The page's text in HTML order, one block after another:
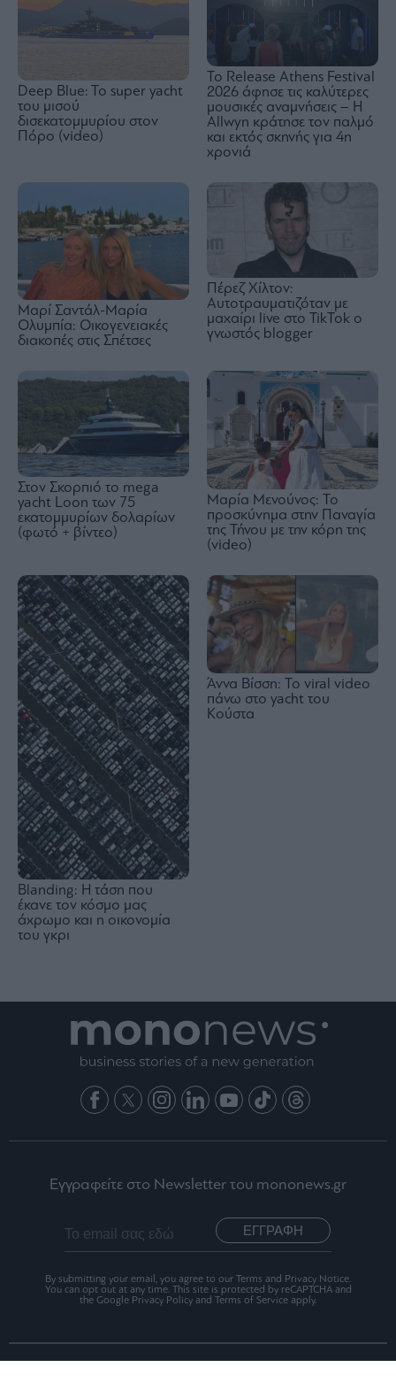
Deep Blue: To super yacht
του μισού
δισεκατομμυρίου στον
Πόρο (video)
Το Release Athens Festival
2026 άφησε τις καλύτερες
μουσικές αναμνήσεις – Η
Allwyn κράτησε τον παλμό
και εκτός σκηνής για 4η
χρονιά
Μαρί Σαντάλ-Μαρία
Ολυμπία: Οικογενειακές
διακοπές στις Σπέτσες
Πέρεζ Χίλτον:
Αυτοτραυματιζόταν με
μαχαίρι live στο TikTok ο
γνωστός blogger
Στον Σκορπιό το mega
yacht Loon των 75
εκατομμυρίων δολαρίων
(φωτό + βίντεο)
Μαρία Μενούνος: Το
προσκύνημα στην Παναγία
της Τήνου με την κόρη της
(video)
Blanding: Η τάση που
έκανε τον κόσμο μας
άχρωμο και η οικονομία
του γκρι
Άννα Βίσση: Το viral video
πάνω στο yacht του
Κούστα
Εγγραφείτε στο Newsletter του mononews.gr
ΕΓΓΡΑΦΗ
By submitting your email, you agree to our Terms and Privacy Notice.
You can opt out at any time. This site is protected by reCAPTCHA and
the Google Privacy Policy and Terms of Service apply.